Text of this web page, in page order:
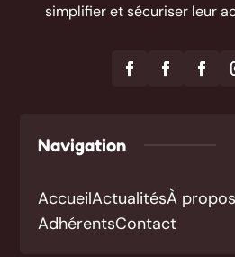
simplifier et sécuriser leur
Navigation
AccueilActualitésÀ propos
AdhérentsContact